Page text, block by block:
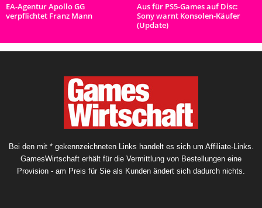
EA-Agentur Apollo GG
verpflichtet Franz Mann
Aus für PS5-Games auf Disc:
Sony warnt Konsolen-Käufer
(Update)
Bei den mit * gekennzeichneten Links handelt es sich um Affiliate-Links.
GamesWirtschaft erhält für die Vermittlung von Bestellungen eine
Provision - am Preis für Sie als Kunden ändert sich dadurch nichts.